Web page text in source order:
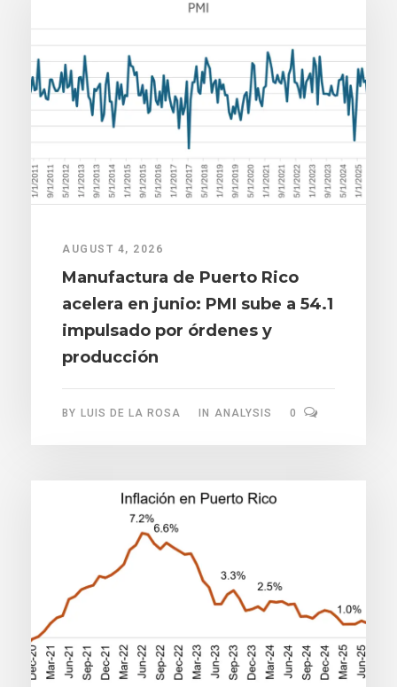
AUGUST 4, 2026
Manufactura de Puerto Rico
acelera en junio: PMI sube a 54.1
impulsado por órdenes y
producción
BY LUIS DE LA ROSA IN ANALYSIS 0